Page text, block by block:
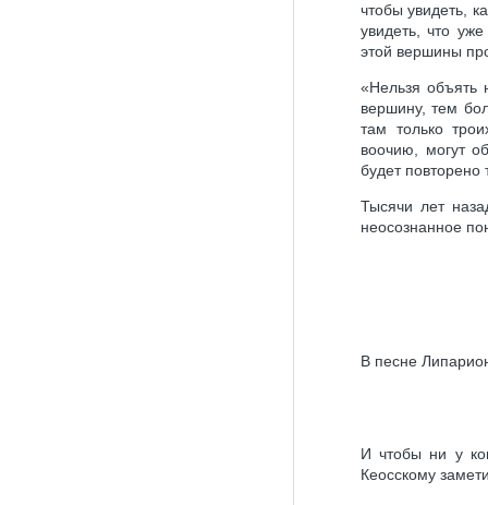
чтобы увидеть,
увидеть, что
этой вершины
«Нельзя объять
вершину, тем
там только
воочию, могут
будет повторено
Тысячи лет
неосознанное
В песне
И чтобы ни у
Кеосскому